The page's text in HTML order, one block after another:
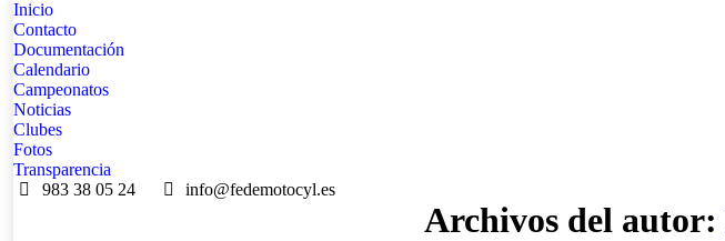
Inicio
Contacto
Documentación
Calendario
Campeonatos
Noticias
Clubes
Fotos
Transparencia
983 38 05 24
info@fedemotocyl.es
Archivos del autor: